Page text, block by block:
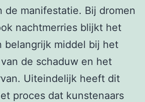
de manifestatie. Bij dromen
nachtmerries blijkt het
belangrijk middel bij het
de schaduw en het
Uiteindelijk heeft dit
proces dat kunstenaars